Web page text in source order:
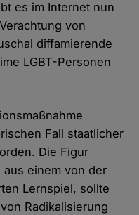
es im Internet nun
von
diffamierende
LGBT-Personen
Fall staatlicher
Die Figur
einem von der
Lernspiel, sollte
Radikalisierung